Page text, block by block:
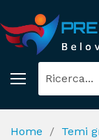
Home Temi